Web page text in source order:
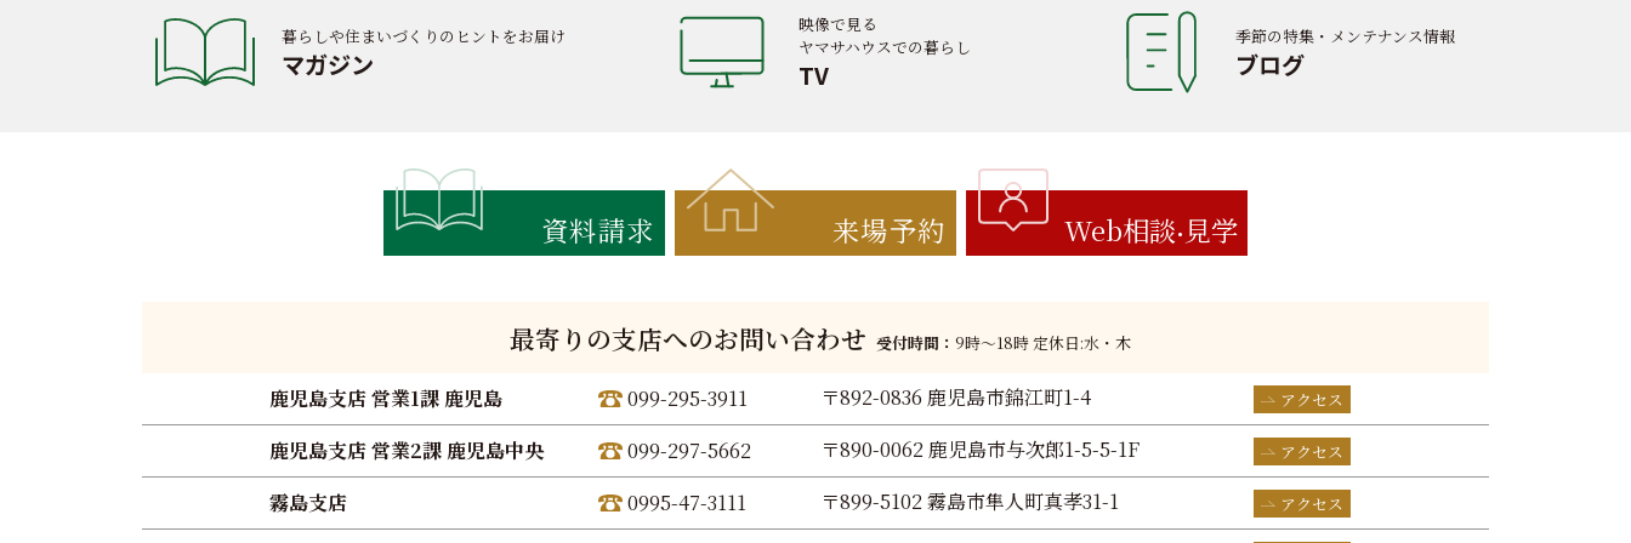
暮らしや住まいづくりのヒントをお届け
マガジン
映像で見る
ヤマサハウスでの暮らし
TV
季節の特集・メンテナンス情報
ブログ
資料請求 来場予約 Web相談 見学
最寄りの支店へのお問い合わせ 受付時間： 9時〜18時 定休日:水・木
鹿児島支店 営業1課 鹿児島 099-295-3911 〒892-0836 鹿児島市錦江町1-4 アクセス
鹿児島支店 営業2課 鹿児島中央 099-297-5662 〒890-0062 鹿児島市与次郎1-5-5-1F アクセス
霧島支店 0995-47-3111 〒899-5102 霧島市隼人町真孝31-1 アクセス